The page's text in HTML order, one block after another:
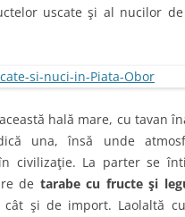
uscate şi al nucilor
hală mare, cu tavan
una, însă unde
civilizaţie. La parter se
de tarabe cu fructe şi
cât şi de import. Laolaltă